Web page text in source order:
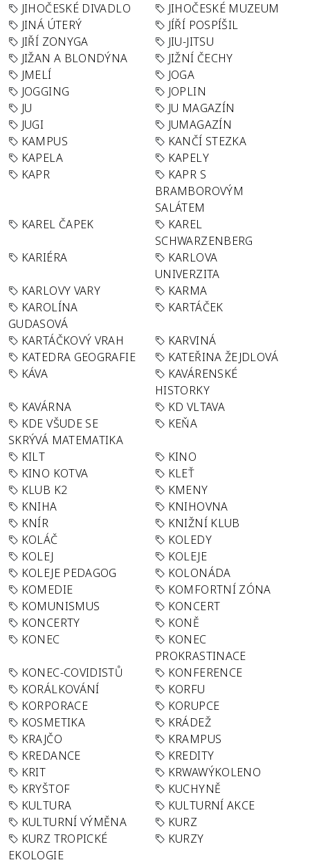
JIHOČESKÉ DIVADLO
JIHOČESKÉ MUZEUM
JINÁ ÚTERÝ
JÍŘÍ POSPÍŠIL
JIŘÍ ZONYGA
JIU-JITSU
JIŽAN A BLONDÝNA
JIŽNÍ ČECHY
JMELÍ
JOGA
JOGGING
JOPLIN
JU
JU MAGAZÍN
JUGI
JUMAGAZÍN
KAMPUS
KANČÍ STEZKA
KAPELA
KAPELY
KAPR
KAPR S
BRAMBOROVÝM
SALÁTEM
KAREL ČAPEK
KAREL
SCHWARZENBERG
KARIÉRA
KARLOVA
UNIVERZITA
KARLOVY VARY
KARMA
KAROLÍNA
GUDASOVÁ
KARTÁČEK
KARTÁČKOVÝ VRAH
KARVINÁ
KATEDRA GEOGRAFIE
KATEŘINA ŽEJDLOVÁ
KÁVA
KAVÁRENSKÉ
HISTORKY
KAVÁRNA
KD VLTAVA
KDE VŠUDE SE
SKRÝVÁ MATEMATIKA
KEŇA
KILT
KINO
KINO KOTVA
KLEŤ
KLUB K2
KMENY
KNIHA
KNIHOVNA
KNÍR
KNIŽNÍ KLUB
KOLÁČ
KOLEDY
KOLEJ
KOLEJE
KOLEJE PEDAGOG
KOLONÁDA
KOMEDIE
KOMFORTNÍ ZÓNA
KOMUNISMUS
KONCERT
KONCERTY
KONĚ
KONEC
KONEC
PROKRASTINACE
KONEC-COVIDISTŮ
KONFERENCE
KORÁLKOVÁNÍ
KORFU
KORPORACE
KORUPCE
KOSMETIKA
KRÁDEŽ
KRAJČO
KRAMPUS
KREDANCE
KREDITY
KRIT
KRWAWÝKOLENO
KRYŠTOF
KUCHYNĚ
KULTURA
KULTURNÍ AKCE
KULTURNÍ VÝMĚNA
KURZ
KURZ TROPICKÉ
EKOLOGIE
KURZY